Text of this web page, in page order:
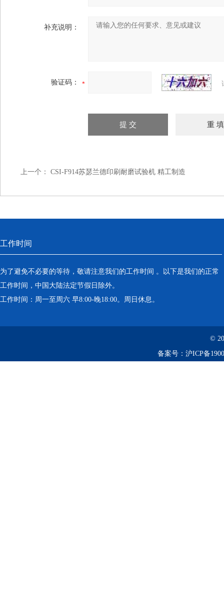
补充说明：
验证码：
上一个： CSI-F914苏瑟兰德印刷耐磨试验机 精工制造
工作时间
为了避免不必要的等待，敬请注意我们的工作时间 。以下是我们的正常
工作时间，中国大陆法定节假日除外。
工作时间：周一至周六 早8:00-晚18:00。周日休息。
©
备案号： 沪ICP备